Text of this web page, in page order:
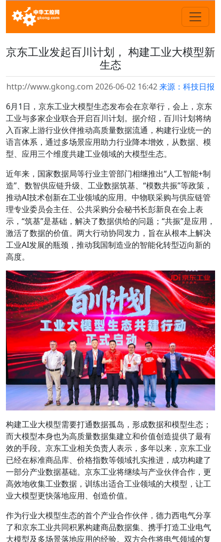
京东工业发起百川计划， 构建工业大模型新
生态
http://www.gkong.com 2026-06-02 16:42来源：科技日报
6月1日，京东工业大模型生态发布会在京举行，会上，京东
工业与多家企业联合开启百川计划。据介绍，百川计划将纳
入百家上游行业伙伴推动高质量数据流通，构建行业统一的
语言体系，通过多场景应用助力行业降本增效，从数据、模
型、应用三个维度共建工业领域的大模型生态。
近年来，国家数据局等行业主管部门相继推出“人工智能+制
造”、数智供应链升级、工业数据筑基、“模数共振”等政策，
推动AI技术创新在工业领域的应用。中物联采购与供应链管
理专业委员会主任、公共采购分会秘书长彭新良在会上表
示，“筑基”是基础，解决了数据供给的问题；“共振”是应用，
激活了数据的价值。两大行动协同发力，旨在从根本上解决
工业AI发展的瓶颈，推动我国制造业的智能化转型迈向新的
高度。
构建工业大模型需要打通数据孤岛，形成数据和模型生态；
而大模型本身也为高质量数据集建立和价值创造提供了最有
效的手段。京东工业相关负责人表示，多年以来，京东工业
已经在标准商品库、价格指数等领域扎实推进，成功构建了
一部分产业数据基础。京东工业将继续与产业伙伴合作，更
高效地收集工业数据，训练出适合工业领域的大模型，让工
业大模型更快落地应用、创造价值。
作为行业大模型生态的首个产业合作伙伴，德力西电气分享
了和京东工业共同积累构建商品数据集、携手打造工业电气
大模型及多场景落地应用的经验。双方合作将电气领域的复